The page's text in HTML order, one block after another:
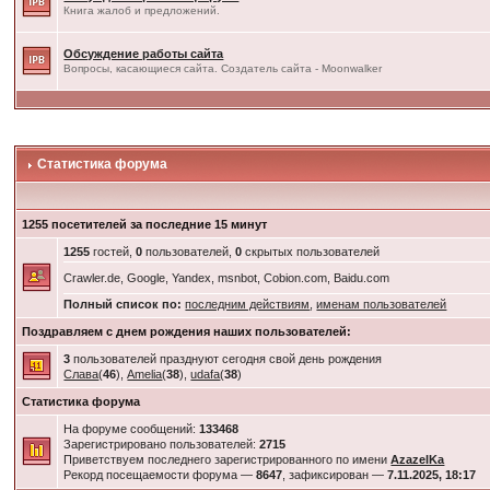
Книга жалоб и предложений.
Обсуждение работы сайта
Вопросы, касающиеся сайта. Создатель сайта - Moonwalker
Статистика форума
1255 посетителей за последние 15 минут
1255 гостей,0 пользователей,0 скрытых пользователей
Crawler.de, Google, Yandex, msnbot, Cobion.com, Baidu.com
Полный список по: последним действиям ,именам пользователей
Поздравляем с днем рождения наших пользователей:
3 пользователей празднуют сегодня свой день рождения
Слава(46),Amelia(38),udafa(38)
Статистика форума
На форуме сообщений:133468
Зарегистрировано пользователей:2715
Приветствуем последнего зарегистрированного по имениAzazelKa
Рекорд посещаемости форума —8647 , зафиксирован —7.11.2025, 18:17